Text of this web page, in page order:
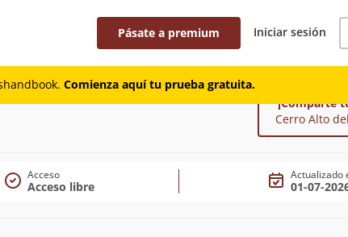
Pásate a premium Iniciar sesión
Comienza aquí tu prueba gratuita.
¡Comparte
Cerro Alto
Acceso
Acceso libre
Actualizado
01-07-